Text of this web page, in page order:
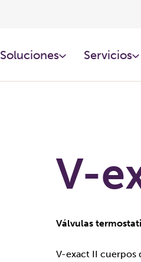
Soluciones​ Servicios
V-
Válvulas
V-exact II cuerpos